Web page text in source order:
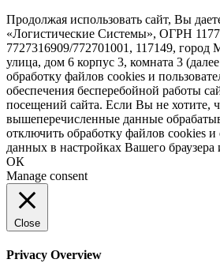
Продолжая использовать сайт, Вы
«Логистические Системы», ОГРН
7727316909/772701001, 117149, город
улица, дом 6 корпус 3, комната 3
обработку файлов cookies и
обеспечения бесперебойной работы
посещений сайта. Если Вы не хотите,
вышеперечисленные данные
отключить обработку файлов cookies и
данных в настройках Вашего браузера
ОК
Manage consent
Close
Privacy Overview